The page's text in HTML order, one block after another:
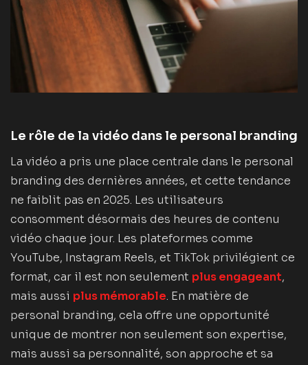
Le rôle de la vidéo dans le personal branding
La vidéo a pris une place centrale dans le personal
branding des dernières années, et cette tendance
ne faiblit pas en 2025. Les utilisateurs
consomment désormais des heures de contenu
vidéo chaque jour. Les plateformes comme
YouTube, Instagram Reels, et TikTok privilégient ce
format, car il est non seulement plus engageant,
mais aussi plus mémorable. En matière de
personal branding, cela offre une opportunité
unique de montrer non seulement son expertise,
mais aussi sa personnalité, son approche et sa